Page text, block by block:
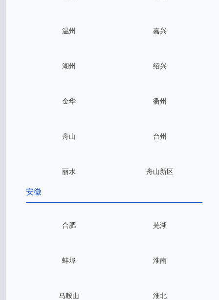
温州 嘉兴
湖州 绍兴
金华 衢州
舟山 台州
丽水 舟山新区
安徽
合肥 芜湖
蚌埠 淮南
马鞍山 淮北